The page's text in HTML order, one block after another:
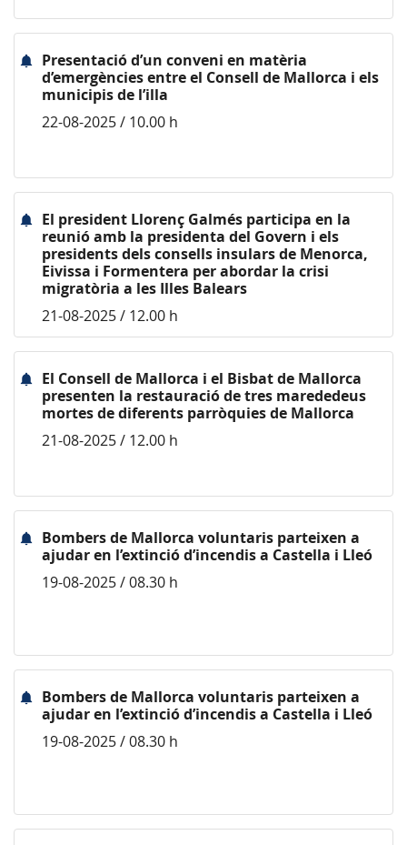
Presentació d’un conveni en matèria
d’emergències entre el Consell de Mallorca i els
municipis de l’illa
22-08-2025 / 10.00 h
El president Llorenç Galmés participa en la
reunió amb la presidenta del Govern i els
presidents dels consells insulars de Menorca,
Eivissa i Formentera per abordar la crisi
migratòria a les Illes Balears
21-08-2025 / 12.00 h
El Consell de Mallorca i el Bisbat de Mallorca
presenten la restauració de tres marededeus
mortes de diferents parròquies de Mallorca
21-08-2025 / 12.00 h
Bombers de Mallorca voluntaris parteixen a
ajudar en l’extinció d’incendis a Castella i Lleó
19-08-2025 / 08.30 h
Bombers de Mallorca voluntaris parteixen a
ajudar en l’extinció d’incendis a Castella i Lleó
19-08-2025 / 08.30 h